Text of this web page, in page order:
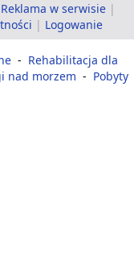
Reklama w serwisie |
| Logowanie
- Rehabilitacja dla
nad morzem - Pobyty